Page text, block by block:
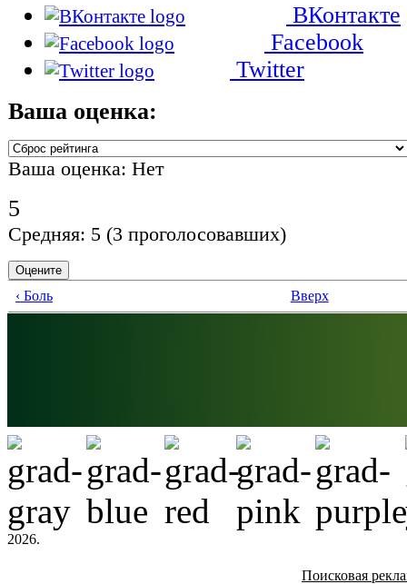
ВКонтакте
Facebook
Twitter
Ваша оценка:
Ваша оценка: Нет
5
Средняя: 5 (3 проголосовавших)
‹ Боль Вверх
2026.
Поисковая